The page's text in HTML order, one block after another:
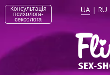
Консультація
психолога-
сексолога
UA | RU